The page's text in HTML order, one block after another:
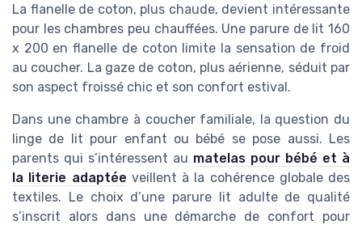
La flanelle de coton, plus chaude, devient intéressante
pour les chambres peu chauffées. Une parure de lit 160
x 200 en flanelle de coton limite la sensation de froid
au coucher. La gaze de coton, plus aérienne, séduit par
son aspect froissé chic et son confort estival.
Dans une chambre à coucher familiale, la question du
linge de lit pour enfant ou bébé se pose aussi. Les
parents qui s’intéressent au matelas pour bébé et à
la literie adaptée veillent à la cohérence globale des
textiles. Le choix d’une parure lit adulte de qualité
s’inscrit alors dans une démarche de confort pour